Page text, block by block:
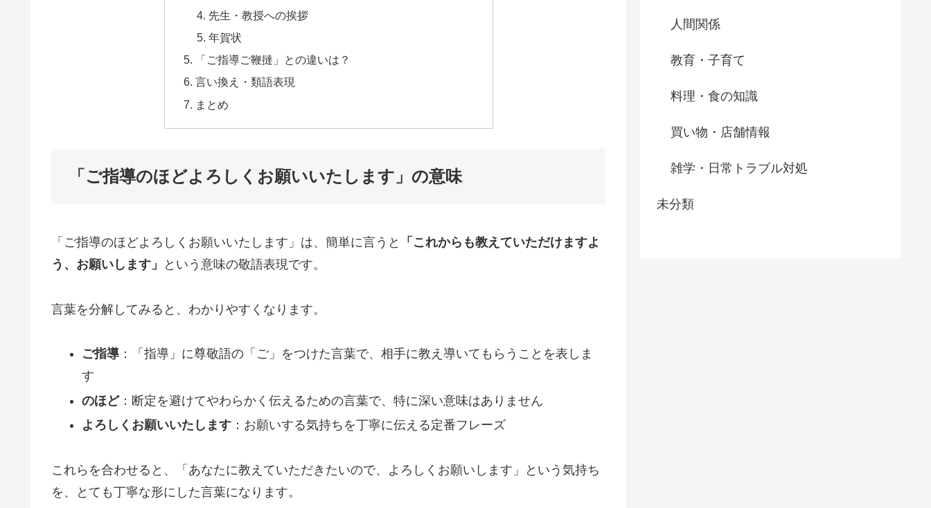
先生・教授への挨拶
年賀状
「ご指導ご鞭撻」との違いは？
言い換え・類語表現
まとめ
「ご指導のほどよろしくお願いいたします」の意味
「ご指導のほどよろしくお願いいたします」は、簡単に言うと
「これからも教えていただけますよ
う、お願いします」
という意味の敬語表現です。
言葉を分解してみると、わかりやすくなります。
ご指導：「指導」に尊敬語の「ご」をつけた言葉で、相手に教え導いてもらうことを表しま
す
のほど：断定を避けてやわらかく伝えるための言葉で、特に深い意味はありません
よろしくお願いいたします：お願いする気持ちを丁寧に伝える定番フレーズ
これらを合わせると、「あなたに教えていただきたいので、よろしくお願いします」という気持ち
を、とても丁寧な形にした言葉になります。
人間関係
教育・子育て
料理・食の知識
買い物・店舗情報
雑学・日常トラブル対処
未分類